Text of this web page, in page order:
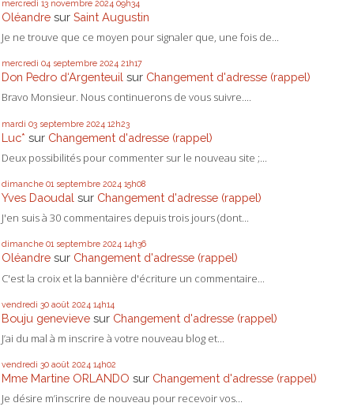
mercredi 13 novembre 2024 09h34
Oléandre sur Saint Augustin
Je ne trouve que ce moyen pour signaler que, une fois de...
mercredi 04 septembre 2024 21h17
Don Pedro d‘Argenteuil sur Changement d'adresse (rappel)
Bravo Monsieur. Nous continuerons de vous suivre....
mardi 03 septembre 2024 12h23
Luc* sur Changement d'adresse (rappel)
Deux possibilités pour commenter sur le nouveau site ;...
dimanche 01 septembre 2024 15h08
Yves Daoudal sur Changement d'adresse (rappel)
J'en suis à 30 commentaires depuis trois jours (dont...
dimanche 01 septembre 2024 14h36
Oléandre sur Changement d'adresse (rappel)
C'est la croix et la bannière d'écriture un commentaire...
vendredi 30 août 2024 14h14
Bouju genevieve sur Changement d'adresse (rappel)
J’ai du mal à m inscrire à votre nouveau blog et...
vendredi 30 août 2024 14h02
Mme Martine ORLANDO sur Changement d'adresse (rappel)
Je désire m’inscrire de nouveau pour recevoir vos...